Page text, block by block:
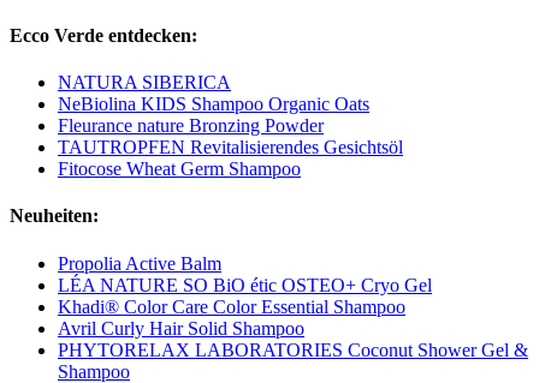
Ecco Verde entdecken:
NATURA SIBERICA
NeBiolina KIDS Shampoo Organic Oats
Fleurance nature Bronzing Powder
TAUTROPFEN Revitalisierendes Gesichtsöl
Fitocose Wheat Germ Shampoo
Neuheiten:
Propolia Active Balm
LÉA NATURE SO BiO étic OSTEO+ Cryo Gel
Khadi® Color Care Color Essential Shampoo
Avril Curly Hair Solid Shampoo
PHYTORELAX LABORATORIES Coconut Shower Gel &
Shampoo